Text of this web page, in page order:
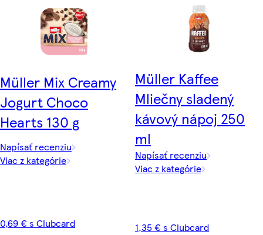
Müller Mix Creamy
Jogurt Choco
Hearts 130 g
Napísať recenziu
Viac z kategórie
0,69 € s Clubcard
Müller Kaffee
Mliečny sladený
kávový nápoj 250
ml
Napísať recenziu
Viac z kategórie
1,35 € s Clubcard